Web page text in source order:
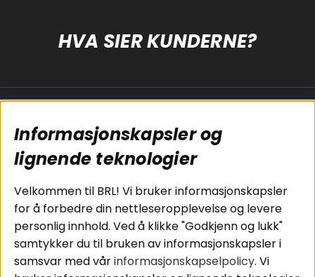
HVA SIER KUNDERNE?
Koblingsguide for
subwoofers
Tilkobling av
bilforsterker
Koblingsguide for
midbasser
Butikker
Våre ambassadører
Cookies
Kjøpsvilkår
Personvernpolicy
Service / Garanti /
Retur
Informasjonskapsler og
lignende teknologier
Velkommen til BRL! Vi bruker informasjonskapsler
for å forbedre din nettleseropplevelse og levere
personlig innhold. Ved å klikke "Godkjenn og lukk"
samtykker du til bruken av informasjonskapsler i
samsvar med vårinformasjonskapselpolicy. Vi